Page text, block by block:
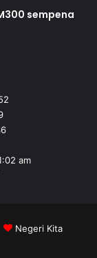
sempena
am
Negeri Kita